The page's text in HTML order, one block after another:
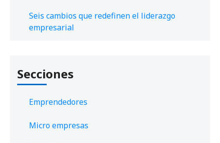
Seis cambios que redefinen el liderazgo
empresarial
Secciones
Emprendedores
Micro empresas